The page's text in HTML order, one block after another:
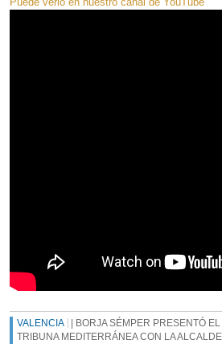
VALENCIA
| BORJA SÉMPER PRESENTÓ
TRIBUNA MEDITERRÁNEA CON LA